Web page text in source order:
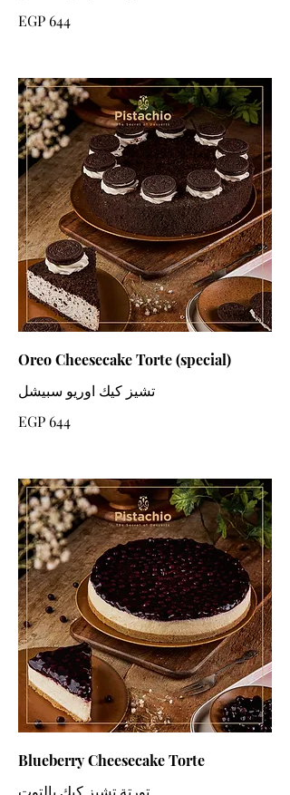
EGP 644
Oreo Cheesecake Torte (special)
EGP 644
Blueberry Cheesecake Torte
تورتة تشيز كيك بالتوت